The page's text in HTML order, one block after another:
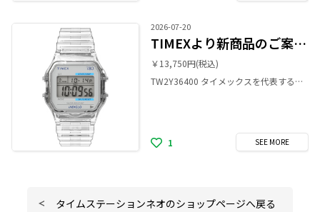
2026-07-20
TIMEXより新商品のご案内です！
￥13,750円(税込)
TW2Y36400 タイメックスを代表する人気モデルに清涼感あふれるシースルー仕様の新モデルが登場！ 日付表示・クロノグラフ・アラームなどT80に搭載される機能はそのままで、暗闇でも視認性を高めるINDIGLOバックライトを搭載。 タイメックスを象徴する＜クラシック・デジタル＞は超軽量で普段使いにも最適。 遊びのあるデザインは懐かしさと未来感のある唯一無二のモデルです。 是非お手に取ってみて下さい。 ご来店を心よりお待ちしております。
1 SEE MORE
タイムステーションネオのショップページへ戻る